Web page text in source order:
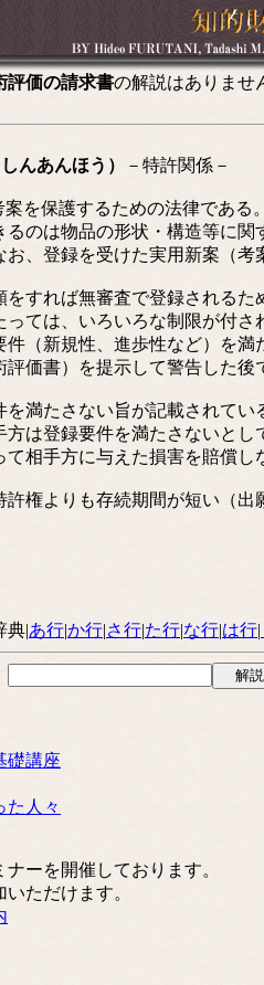
評価の請求書の解説はありませ
んあんほう） －特許関係－
を保護するための法律である
るのは物品の形状・構造等に
お、登録を受けた実用新案（考
すれば無審査で登録されるた
っては、いろいろな制限が付
件（新規性、進歩性など）を
評価書）を提示して警告した
満たさない旨が記載されてい
方は登録要件を満たさないと
て相手方に与えた損害を賠償し
権よりも存続期間が短い（
典|あ行|か行|さ行|た行|な行|は行|
礎講座
た人々
ーを開催しております。
ただけます。